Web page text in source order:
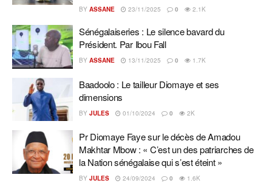
BY ASSANE 23/11/2025 0 2.1K
Sénégalaiseries : Le silence bavard du
Président. Par Ibou Fall
BY ASSANE 13/11/2025 0 1.7K
Baadoolo : Le tailleur Diomaye et ses
dimensions
BY JULES 01/10/2024 0 2K
Pr Diomaye Faye sur le décès de Amadou
Makhtar Mbow : « C’est un des patriarches de
la Nation sénégalaise qui s’est éteint »
BY JULES 24/09/2024 0 1.6K